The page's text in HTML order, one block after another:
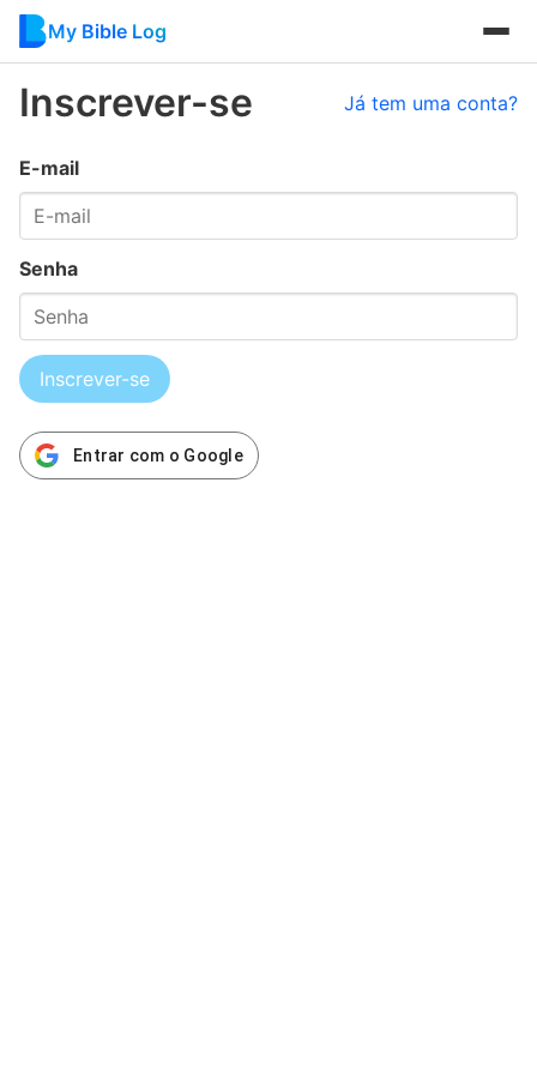
My Bible Log
Inscrever-se Já tem uma conta?
E-mail
Senha
Inscrever-se
Entrar com o Google